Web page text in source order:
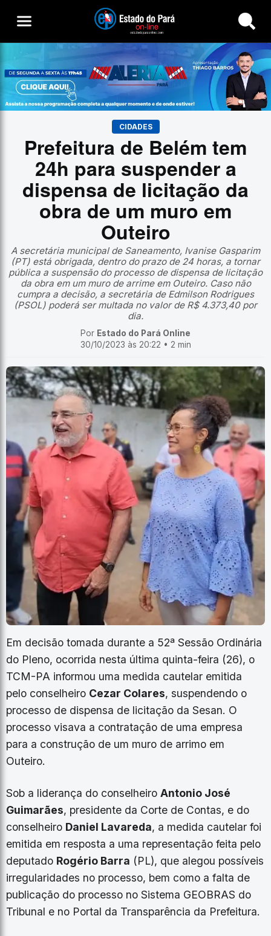
Buscar
CIDADES
Prefeitura de Belém tem
24h para suspender a
dispensa de licitação da
obra de um muro em
Outeiro
A secretária municipal de Saneamento, Ivanise Gasparim
(PT) está obrigada, dentro do prazo de 24 horas, a tornar
pública a suspensão do processo de dispensa de licitação
da obra em um muro de arrime em Outeiro. Caso não
cumpra a decisão, a secretária de Edmilson Rodrigues
(PSOL) poderá ser multada no valor de R$ 4.373,40 por
dia.
Por Estado do Pará Online
30/10/2023 às 20:22 • 2 min
Em decisão tomada durante a 52ª Sessão Ordinária
do Pleno, ocorrida nesta última quinta-feira (26), o
TCM-PA informou uma medida cautelar emitida
pelo conselheiro Cezar Colares, suspendendo o
processo de dispensa de licitação da Sesan. O
processo visava a contratação de uma empresa
para a construção de um muro de arrimo em
Outeiro.
Sob a liderança do conselheiro Antonio José
Guimarães, presidente da Corte de Contas, e do
conselheiro Daniel Lavareda, a medida cautelar foi
emitida em resposta a uma representação feita pelo
deputado Rogério Barra (PL), que alegou possíveis
irregularidades no processo, bem como a falta de
publicação do processo no Sistema GEOBRAS do
Tribunal e no Portal da Transparência da Prefeitura.